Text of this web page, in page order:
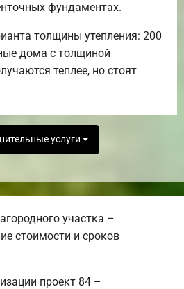
фундаментах.
толщины утепления: 200
дома с толщиной
теплее, но стоят
услуги
участка –
стоимости и сроков
проект 84 –